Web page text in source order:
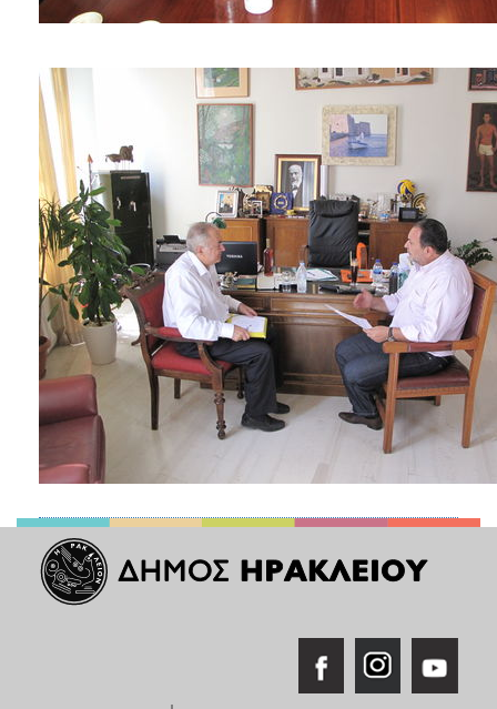
ΑΝΘΕΚΤΙΚΗ